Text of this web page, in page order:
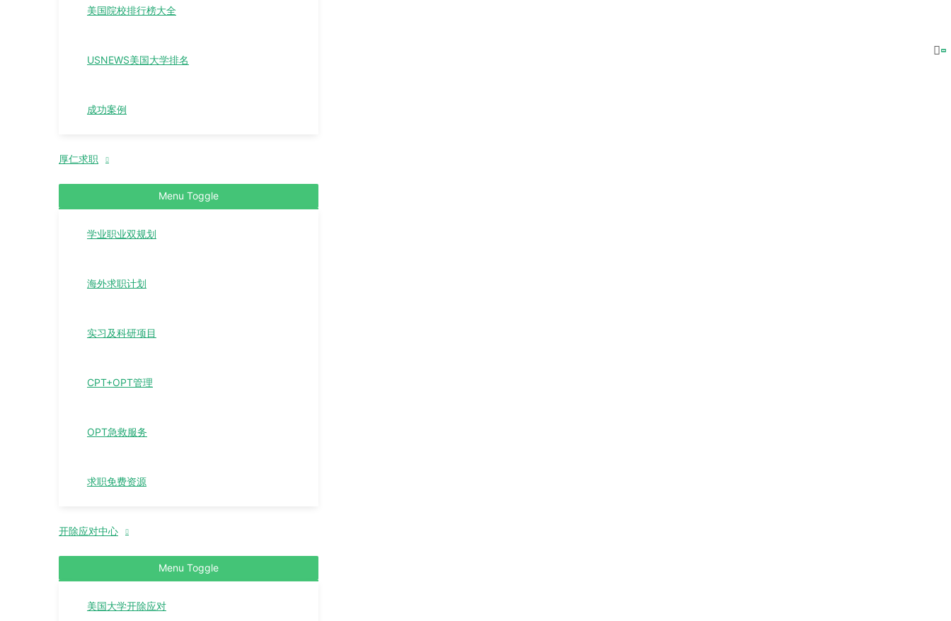
美国院校排行榜大全
USNEWS美国大学排名
成功案例
厚仁求职
Menu Toggle
学业职业双规划
海外求职计划
实习及科研项目
CPT+OPT管理
OPT急救服务
求职免费资源
开除应对中心
Menu Toggle
美国大学开除应对